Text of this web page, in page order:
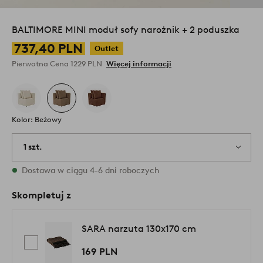
BALTIMORE MINI moduł sofy narożnik + 2 poduszka
737,40 PLN
Outlet
Pierwotna Cena 1229 PLN Więcej informacji
Kolor: Beżowy
1 szt.
W magazynie
Dostawa w ciągu 4-6 dni roboczych
Skompletuj z
SARA narzuta 130x170 cm
169 PLN